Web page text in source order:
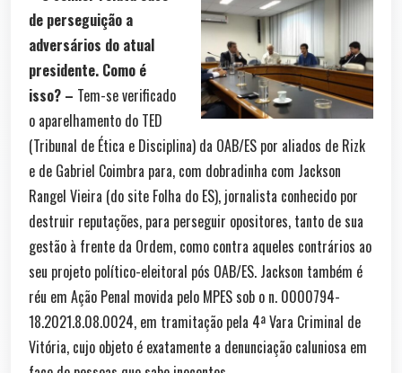
de perseguição a
adversários do atual
presidente. Como é
isso? – Tem-se verificado
o aparelhamento do TED
(Tribunal de Ética e Disciplina) da OAB/ES por aliados de Rizk
e de Gabriel Coimbra para, com dobradinha com Jackson
Rangel Vieira (do site Folha do ES), jornalista conhecido por
destruir reputações, para perseguir opositores, tanto de sua
gestão à frente da Ordem, como contra aqueles contrários ao
seu projeto político-eleitoral pós OAB/ES. Jackson também é
réu em Ação Penal movida pelo MPES sob o n. 0000794-
18.2021.8.08.0024, em tramitação pela 4ª Vara Criminal de
Vitória, cujo objeto é exatamente a denunciação caluniosa em